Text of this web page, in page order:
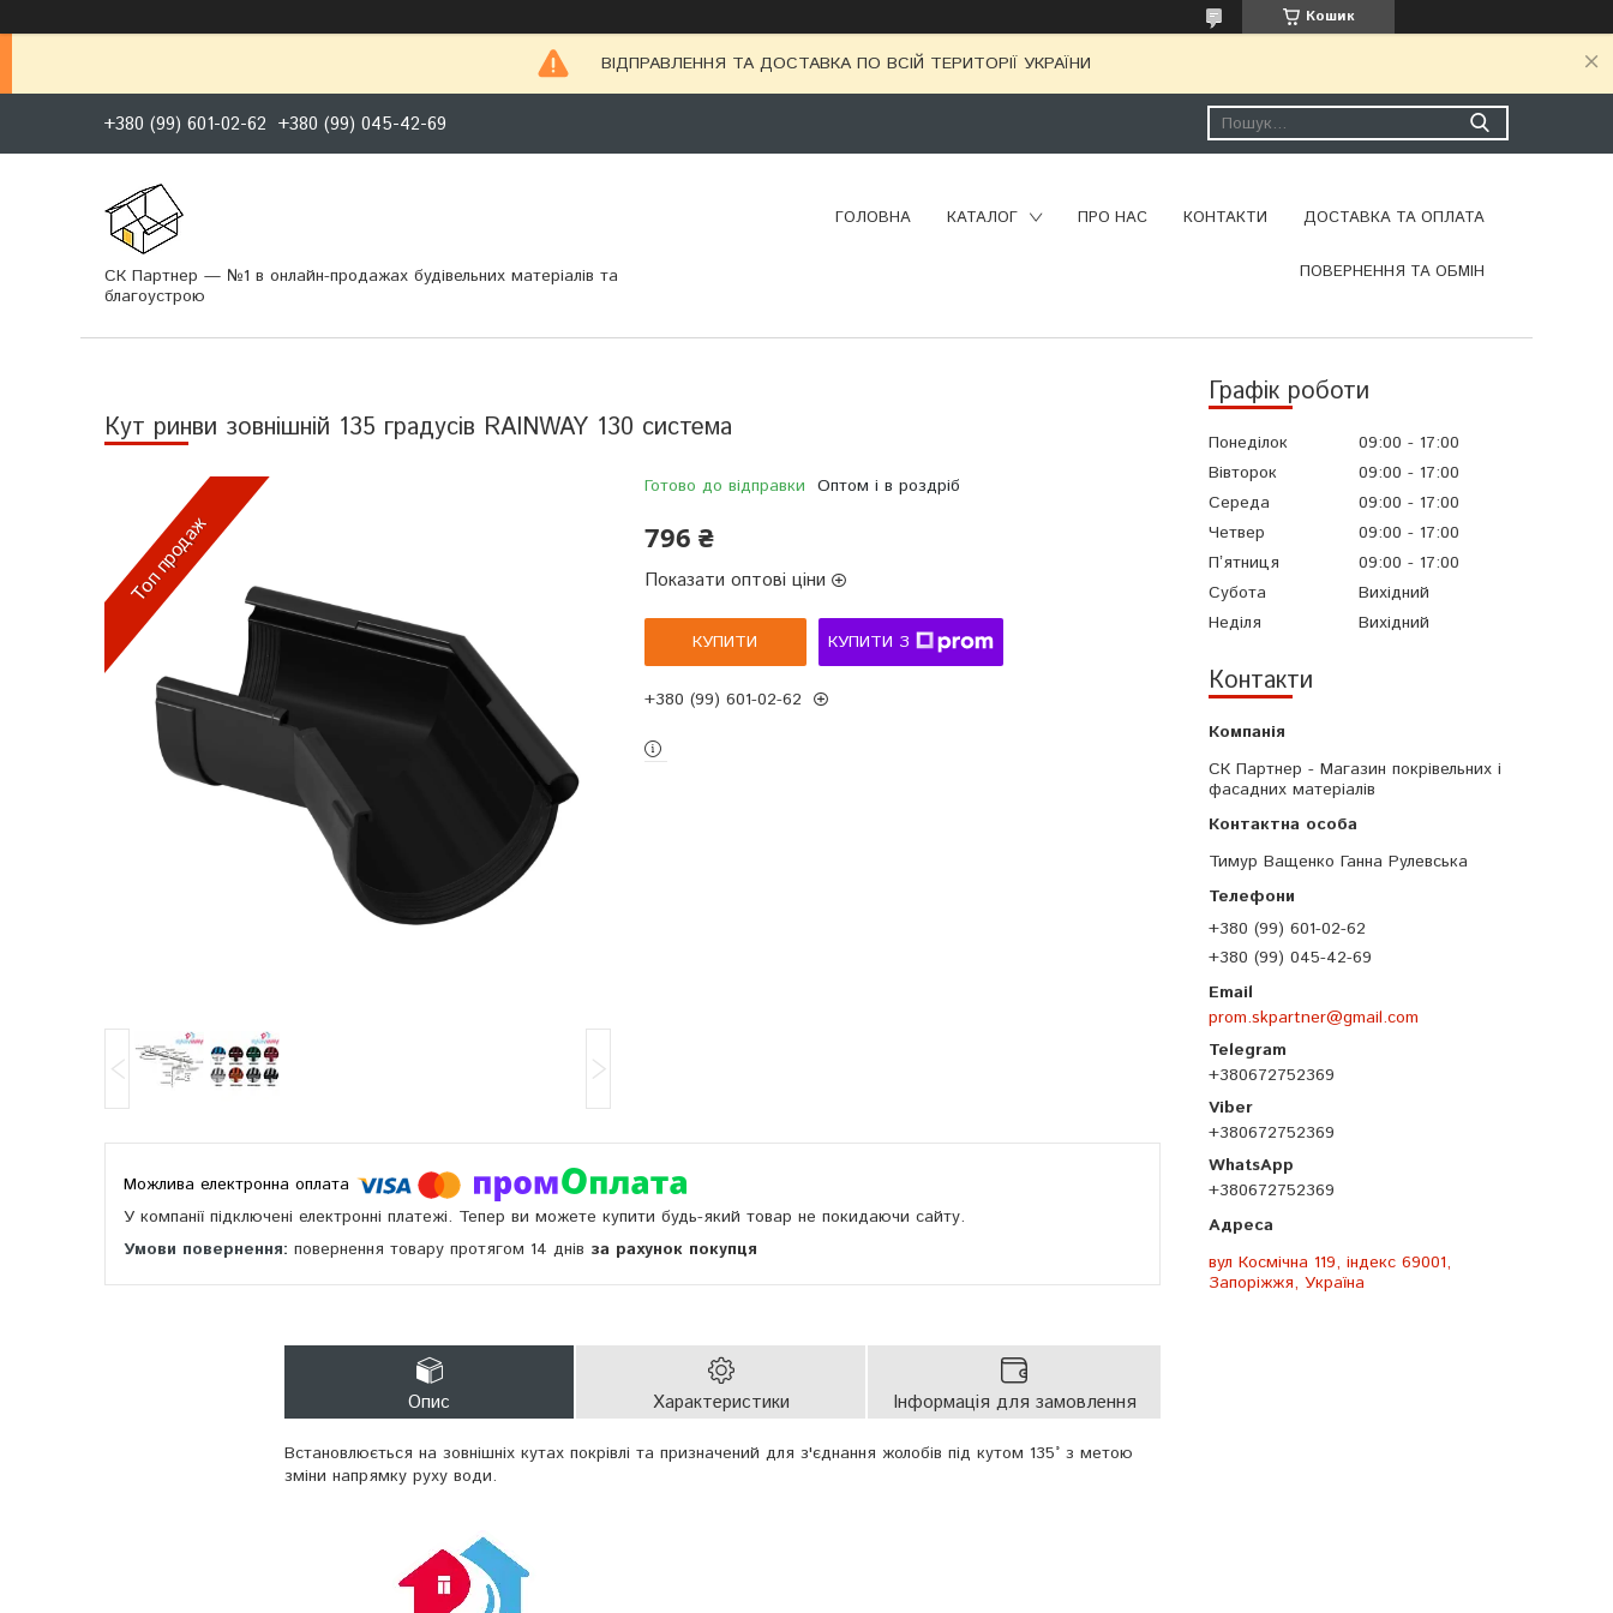
Кошик
ВІДПРАВЛЕННЯ ТА ДОСТАВКА ПО ВСІЙ ТЕРИТОРІЇ УКРАЇНИ
+380 (99) 601-02-62 +380 (99) 045-42-69
СК Партнер — №1 в онлайн-продажах будівельних матеріалів та
благоустрою
ГОЛОВНА КАТАЛОГ ПРО НАС КОНТАКТИ ДОСТАВКА ТА ОПЛАТА
ПОВЕРНЕННЯ ТА ОБМІН
Графік роботи
Понеділок 09:00
17:00
Вівторок
09:00
17:00
Середа
09:00
17:00
Четвер
09:00
17:00
Пʼятниця
09:00
17:00
Субота
Вихідний
Неділя
Вихідний
Контакти
СК Партнер - Магазин покрівельних і
фасадних матеріалів
Тимур Ващенко Ганна Рулевська
+380 (99) 601-02-62
+380 (99) 045-42-69
prom.skpartner@gmail.com
+380672752369
+380672752369
+380672752369
вул Космічна 119, індекс 69001,
Запоріжжя, Україна
Кут ринви зовнішній 135 градусів RAINWAY 130 система
Топ продаж
Готово до відправки Оптом і в роздріб
796 ₴
Показати оптові ціни
КУПИТИ КУПИТИ З
+380 (99) 601-02-62
У компанії підключені електронні платежі. Тепер ви можете купити будь-який товар не покидаючи сайту.
повернення товару протягом 14 днів за рахунок покупця
Опис Характеристики Інформація для замовлення
Встановлюється на зовнішніх кутах покрівлі та призначений для з'єднання жолобів під кутом 135° з метою
зміни напрямку руху води.